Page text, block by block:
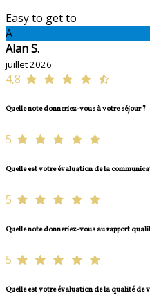
Easy to get to
A
Alan S.
juillet 2026
4,8
Quelle note donneriez-vous à votre séjour ?
5
Quelle est votre évaluation de la
5
Quelle note donneriez-vous au rapport
5
Quelle est votre évaluation de la qualité de